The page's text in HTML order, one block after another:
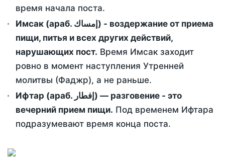
время начала поста.
Имсак (араб. إمساك) - воздержание от приема
пищи, питья и всех других действий,
нарушающих пост. Время Имсак заходит
ровно в момент наступления Утренней
молитвы (Фаджр), а не раньше.
Ифтар (араб. إفطار) — разговение - это
вечерний прием пищи. Под временем Ифтара
подразумевают время конца поста.